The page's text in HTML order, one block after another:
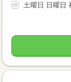
土曜日 日曜日